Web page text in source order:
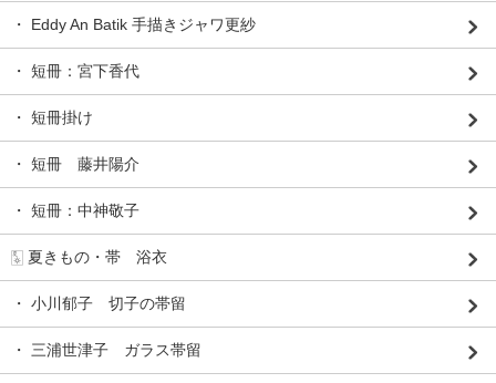
・ Eddy An Batik 手描きジャワ更紗
・ 短冊：宮下香代
・ 短冊掛け
・ 短冊 藤井陽介
・ 短冊：中神敬子
🀧 夏きもの・帯 浴衣
・ 小川郁子 切子の帯留
・ 三浦世津子 ガラス帯留